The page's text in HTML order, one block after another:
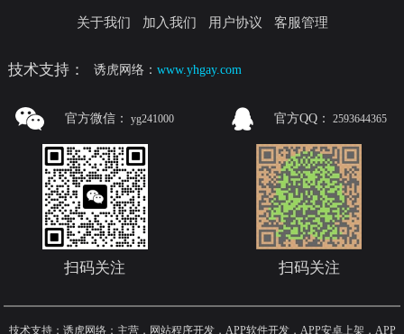
关于我们 加入我们 用户协议 客服管理
技术支持： 诱虎网络：www.yhgay.com
官方微信： yg241000
扫码关注
官方QQ： 2593644365
扫码关注
技术支持：诱虎网络：主营，网站程序开发，APP软件开发，APP安卓上架，APP